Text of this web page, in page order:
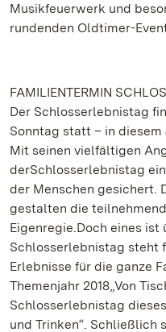
Musikfeuerwerk und
rundenden Oldtimer-
FAMILIENTERMIN
Der Schlosserlebnistag
Sonntag statt – in
Mit seinen vielfältigen
derSchlosserlebnistag
der Menschen gesichert.
gestalten die
Eigenregie.Doch eines
Schlosserlebnistag steht
Erlebnisse für die ganze
Themenjahr 2018„Von
Schlosserlebnistag
und Trinken“. Schließlich